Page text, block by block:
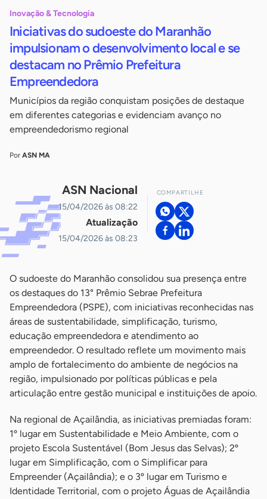
Inovação & Tecnologia
Iniciativas do sudoeste do Maranhão
impulsionam o desenvolvimento local e se
destacam no Prêmio Prefeitura
Empreendedora
Municípios da região conquistam posições de destaque
em diferentes categorias e evidenciam avanço no
empreendedorismo regional
Por ASN MA
ASN Nacional
15/04/2026 às 08:22
Atualização
15/04/2026 às 08:23
COMPARTILHE
O sudoeste do Maranhão consolidou sua presença entre
os destaques do 13° Prêmio Sebrae Prefeitura
Empreendedora (PSPE), com iniciativas reconhecidas nas
áreas de sustentabilidade, simplificação, turismo,
educação empreendedora e atendimento ao
empreendedor. O resultado reflete um movimento mais
amplo de fortalecimento do ambiente de negócios na
região, impulsionado por políticas públicas e pela
articulação entre gestão municipal e instituições de apoio.
Na regional de Açailândia, as iniciativas premiadas foram:
1º lugar em Sustentabilidade e Meio Ambiente, com o
projeto Escola Sustentável (Bom Jesus das Selvas); 2º
lugar em Simplificação, com o Simplificar para
Empreender (Açailândia); e o 3º lugar em Turismo e
Identidade Territorial, com o projeto Águas de Açailândia